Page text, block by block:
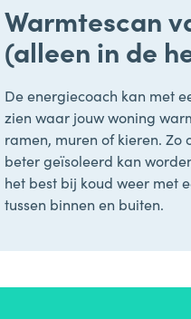
Warmtescan
(alleen in de
De energiecoach kan met
zien waar jouw woning
ramen, muren of kieren. Zo
beter geïsoleerd kan
het best bij koud weer met
tussen binnen en buiten.